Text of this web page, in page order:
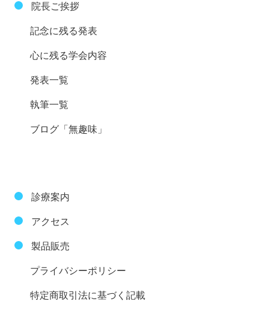
院長ご挨拶
記念に残る発表
心に残る学会内容
発表一覧
執筆一覧
ブログ「無趣味」
診療案内
アクセス
製品販売
プライバシーポリシー
特定商取引法に基づく記載